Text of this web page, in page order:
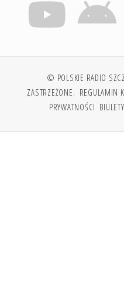
© POLSKIE RADIO
ZASTRZEŻONE. REGULAMIN
PRYWATNOŚCI